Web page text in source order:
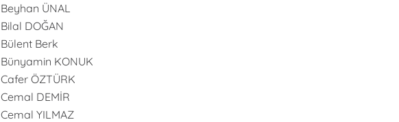
Beyhan ÜNAL
Bilal DOĞAN
Bülent Berk
Bünyamin KONUK
Cafer ÖZTÜRK
Cemal DEMİR
Cemal YILMAZ